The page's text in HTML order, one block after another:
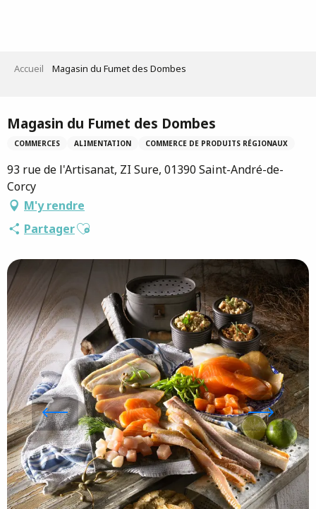
Accueil Magasin du Fumet des Dombes
Magasin du Fumet des Dombes
COMMERCES ALIMENTATION COMMERCE DE PRODUITS RÉGIONAUX
93 rue de l'Artisanat, ZI Sure, 01390 Saint-André-de-
Corcy
M'y rendre
PartagerAjouter aux favoris